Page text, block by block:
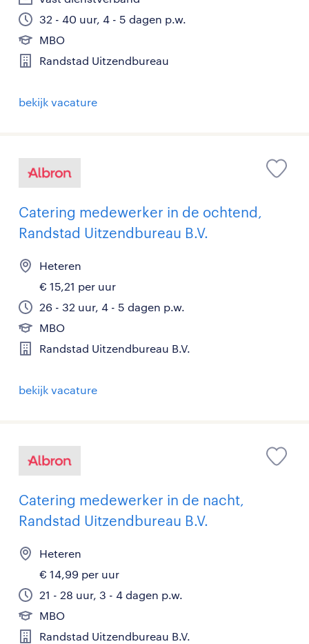
32 - 40 uur, 4 - 5 dagen p.w.
MBO
Randstad Uitzendbureau
bekijk vacature
Catering medewerker in de ochtend,
Randstad Uitzendbureau B.V.
Heteren
€ 15,21 per uur
26 - 32 uur, 4 - 5 dagen p.w.
MBO
Randstad Uitzendbureau B.V.
bekijk vacature
Catering medewerker in de nacht,
Randstad Uitzendbureau B.V.
Heteren
€ 14,99 per uur
21 - 28 uur, 3 - 4 dagen p.w.
MBO
Randstad Uitzendbureau B.V.